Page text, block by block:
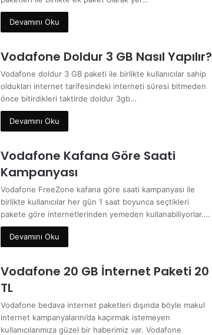
Devamını Oku
Vodafone Doldur 3 GB Nasıl Yapılır?
Vodafone doldur 3 GB paketi ile birlikte kullanıcılar sahip
oldukları internet tarifesindeki interneti süresi bitmeden
önce bitirdikleri taktirde doldur 3gb…
Devamını Oku
Vodafone Kafana Göre Saati
Kampanyası
Vodafone FreeZone kafana göre saati kampanyası ile
birlikte kullanıcılar her gün 1 saat boyunca seçtikleri
pakete göre internetlerinden yemeden kullanabiliyorlar.…
Devamını Oku
Vodafone 20 GB İnternet Paketi 20
TL
Vodafone bedava internet paketleri dışında böyle makul
internet kampanyalarını’da kaçırmak istemeyen
kullanıcılarımıza güzel bir haberimiz var. Vodafone